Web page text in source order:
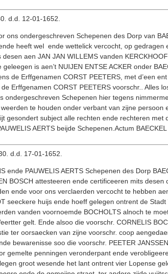
d.d. 12-01-1652.
ons ondergeschreven Schepenen des Dorp van
heeft wel ende wettelick vercocht, op
aen JAN JAN WILLEMS vanden
is aen’t NUIJEN ENTSE ACKER onder
de Erffgenamen CORST PEETERS, met d’een
Erffgenamen CORST PEETERS voorschr.. Alles
ondergeschreven Schepenen hier tegens
te houden onder verbant van zijne
gesondert subject alle rechten ende rechteren met
AERTS beijde Schepenen.Actum
d.d. 17-01-1652.
ende PAUWELIS AERTS Schepenen des Dorp
BOSCH attesteeren ende certificeeren mits
ende voor ons verclaerden vercocht te hebben
seeckere huijs ende hoeff gelegen ontrent de
vanden voornoemde BOCHOLTS alnoch te
gelt. Ende alsoo die voorschr. CORNELIS
ter oorsaecken van zijne voorschr. coop
bewarenisse soo die voorschr. PEETER
gemelte penningen veronderpant ende
groot wesende het lant ontrent vier Lopense